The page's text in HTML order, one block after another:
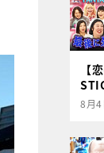
【
8月4